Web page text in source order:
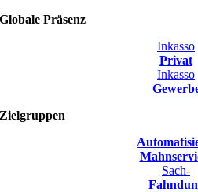
Globale Präsenz
Inkasso
Privat
Inkasso
Zielgruppen
Sach-